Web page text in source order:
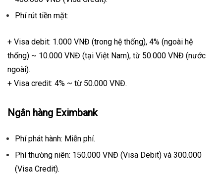
Phí rút tiền mặt:
+ Visa debit: 1.000 VNĐ (trong hệ thống), 4% (ngoài hệ
thống) ~ 10.000 VNĐ (tại Việt Nam), từ 50.000 VNĐ (nước
ngoài).
+ Visa credit: 4% ~ từ 50.000 VNĐ.
Ngân hàng Eximbank
Phí phát hành: Miễn phí.
Phí thường niên: 150.000 VNĐ (Visa Debit) và 300.000
(Visa Credit).